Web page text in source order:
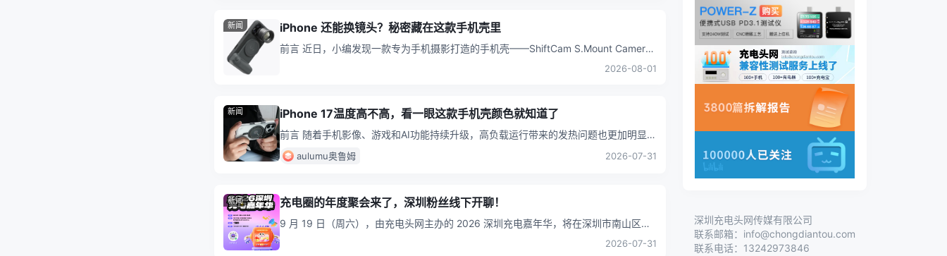
新闻 iPhone 还能换镜头？秘密藏在这款手机壳里
前言 近日，小编发现一款专为手机摄影打造的手机壳——ShiftCam S.Mount Camera
2026-08-01
新闻 iPhone 17温度高不高，看一眼这款手机壳颜色就知道了
前言 随着手机影像、游戏和AI功能持续升级，高负载运行带来的发热问题也更加明显。
普通手机壳虽然能够提供防护，却可能在一定程度上影响机身散热
aulumu奥鲁姆 2026-07-31
新闻 充电圈的年度聚会来了，深圳粉丝线下开聊！
9 月 19 日（周六），由充电头网主办的 2026 深圳充电嘉年华，将在深圳市南山区科
2026-07-31
深圳充电头网传媒有限公司
联系邮箱：info@chongdiantou.com
联系电话：13242973846